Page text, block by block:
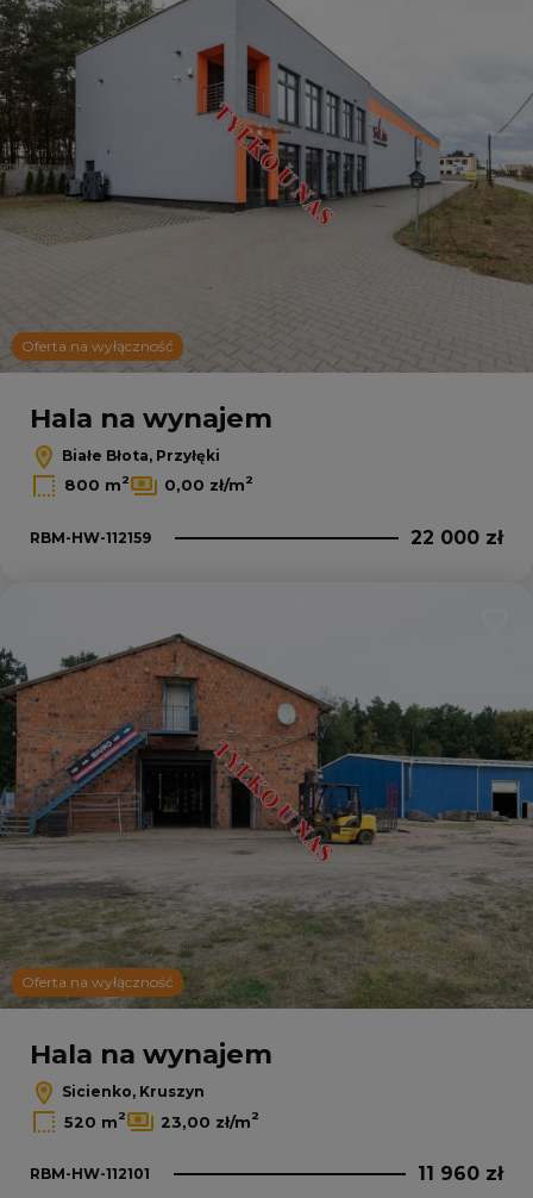
Oferta na wyłączność
Hala na wynajem
Białe Błota, Przyłęki
800 m2 0,00 zł/m2
RBM-HW-112159 22 000 zł
Oferta na wyłączność
Hala na wynajem
Sicienko, Kruszyn
520 m2 23,00 zł/m2
RBM-HW-112101 11 960 zł